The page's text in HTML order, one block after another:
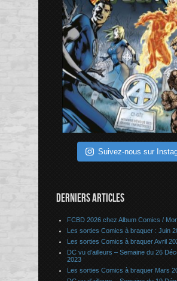
Suivez-nous sur
DERNIERS ARTICLES
FCBD 2026 chez Album Comics /
Les sorties Comics à braquer : Juin
Les sorties Comics à braquer Avril
DC vu d’ailleurs – Semaine du 26
2023
Les sorties Comics à braquer Mars